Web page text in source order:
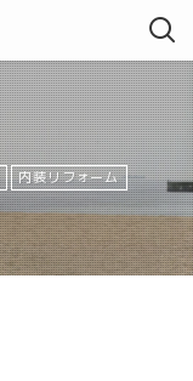
内装リフォーム